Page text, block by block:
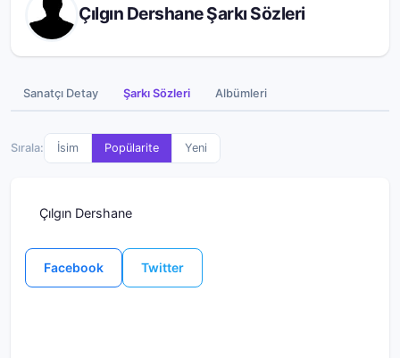
Çılgın Dershane Şarkı Sözleri
Sanatçı Detay Şarkı Sözleri Albümleri
Sırala: İsim Popülarite Yeni
Çılgın Dershane
Facebook Twitter